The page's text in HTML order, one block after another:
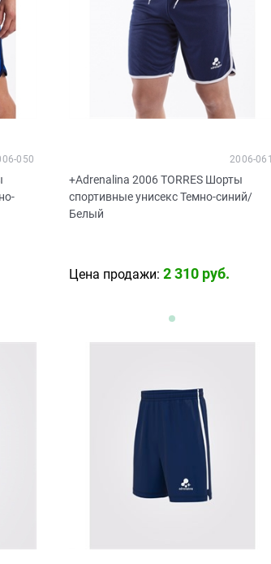
050
+Adrenalina 2006 TORRES Шорты
спортивные унисекс Темно-синий/
Белый
2006-061
Цена продажи: 2 310 руб.